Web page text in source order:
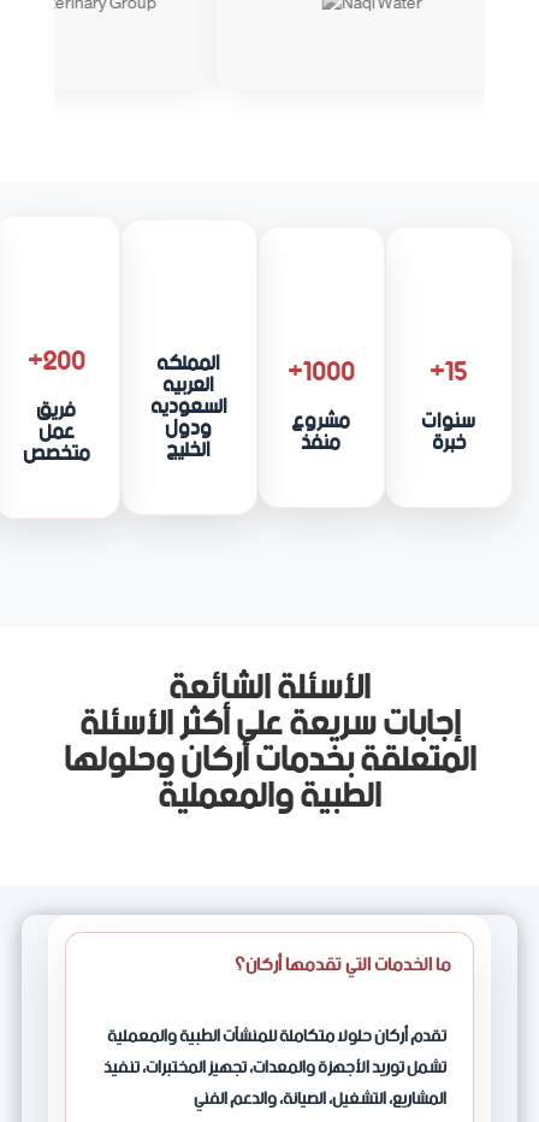
15+
سنوات
خبرة
1000+
مشروع
منفذ
المملكه
العربيه
السعوديه
ودول
الخليج
200+
فريق
عمل
متخصص
الأسئلة الشائعة
إجابات سريعة على أكثر الأسئلة
المتعلقة بخدمات أركان وحلولها
الطبية والمعملية
ما الخدمات التي تقدمها أركان؟
تقدم أركان حلولا متكاملة للمنشآت الطبية والمعملية
تشمل توريد الأجهزة والمعدات، تجهيز المختبرات، تنفيذ
المشاريع، التشغيل، الصيانة، والدعم الفني